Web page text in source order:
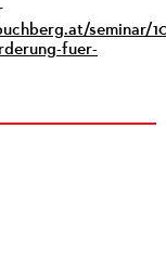
seminar/
fuer-